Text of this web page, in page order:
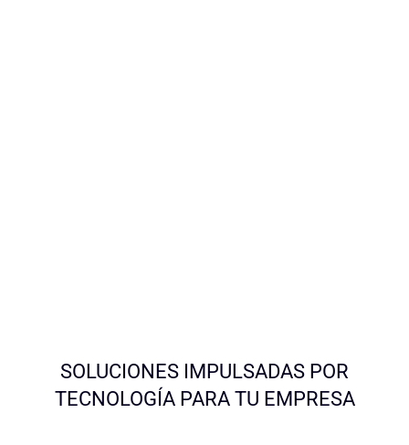
SOLUCIONES IMPULSADAS POR
TECNOLOGÍA PARA TU EMPRESA